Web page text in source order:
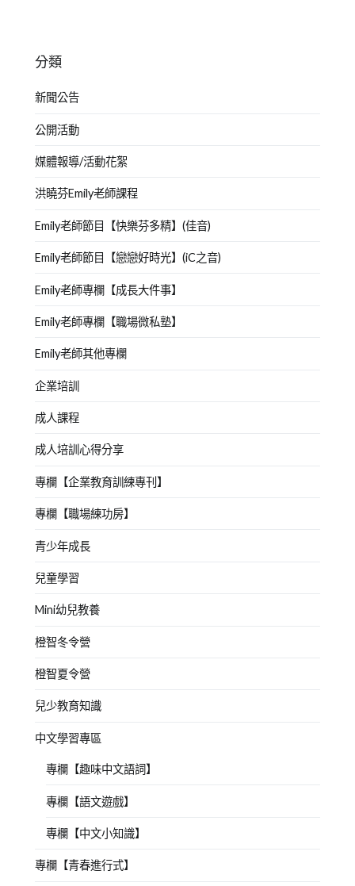
分類
新聞公告
公開活動
媒體報導/活動花絮
洪曉芬Emily老師課程
Emily老師節目【快樂芬多精】(佳音)
Emily老師節目【戀戀好時光】(iC之音)
Emily老師專欄【成長大件事】
Emily老師專欄【職場微私塾】
Emily老師其他專欄
企業培訓
成人課程
成人培訓心得分享
專欄【企業教育訓練專刊】
專欄【職場練功房】
青少年成長
兒童學習
Mini幼兒教養
橙智冬令營
橙智夏令營
兒少教育知識
中文學習專區
專欄【趣味中文語詞】
專欄【語文遊戲】
專欄【中文小知識】
專欄【青春進行式】